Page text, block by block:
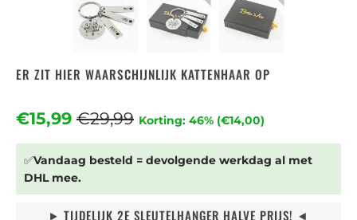
ER ZIT HIER WAARSCHIJNLIJK KATTENHAAR OP
€15,99 €29,99 Korting: 46% (€14,00)
✅Vandaag besteld = devolgende werkdag al met
DHL mee.
⯈ TIJDELIJK 2E SLEUTELHANGER HALVE PRIJS! ⯇